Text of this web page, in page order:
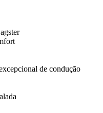
de condução